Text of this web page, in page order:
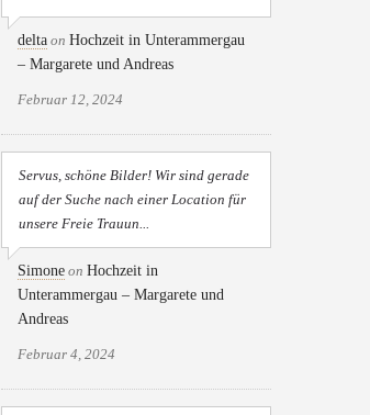
delta on Hochzeit in Unterammergau
– Margarete und Andreas
Februar 12, 2024
Servus, schöne Bilder! Wir sind gerade
auf der Suche nach einer Location für
unsere Freie Trauun...
Simone on Hochzeit in
Unterammergau – Margarete und
Andreas
Februar 4, 2024